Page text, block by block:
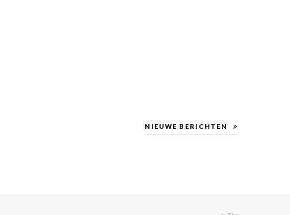
NIEUWE BERICHTEN